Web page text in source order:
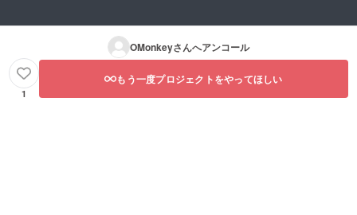
OMonkeyさんへアンコール
1
もう一度プロジェクトをやってほしい